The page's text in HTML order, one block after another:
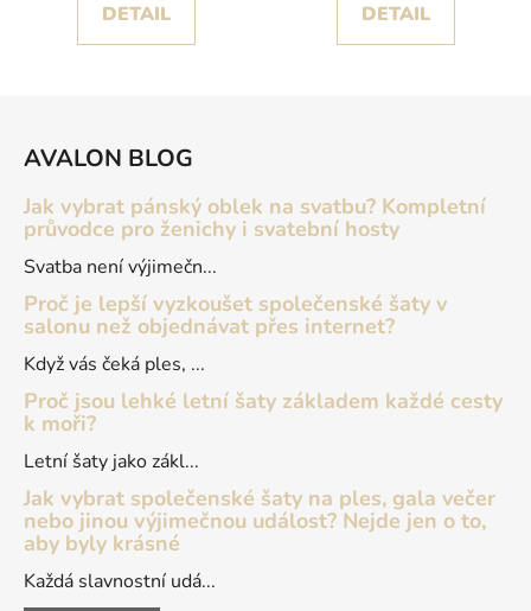
DETAIL DETAIL
AVALON BLOG
Jak vybrat pánský oblek na svatbu? Kompletní
průvodce pro ženichy i svatební hosty
Svatba není výjimečn...
Proč je lepší vyzkoušet společenské šaty v
salonu než objednávat přes internet?
Když vás čeká ples, ...
Proč jsou lehké letní šaty základem každé cesty
k moři?
Letní šaty jako zákl...
Jak vybrat společenské šaty na ples, gala večer
nebo jinou výjimečnou událost? Nejde jen o to,
aby byly krásné
Každá slavnostní udá...